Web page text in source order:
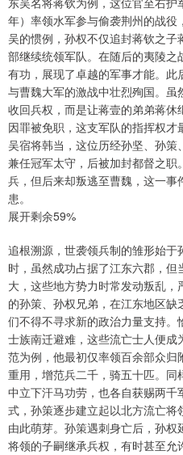
年）率领水军参与偷袭荆州的战
吴的惯例，孙权不仅追封蒋钦之
部继续统领军队。在随后的夷陵
有功，展现了卓越的军事才能。
与曹魏大军的激战中壮烈殉国。
收回兵权，而是让蒋壹的弟弟蒋
因罪被免职，这支军队的指挥权
吴宿将韩当，这位历经孙坚、孙策
兼任冠军太守，后被加封都督之
兵，但后来却叛逃至曹魏，这一
患。
展开剩余59%
追根溯源，世袭领兵制的雏形始
时，虽然成功占据了江东六郡，
大，这些地方势力时常发动叛乱
的孙策、孙权兄弟，在江东地区
们不得不寻求新的政治力量支持
士族南迁避难，这些流亡士人便
范为例，他最初仅率领百余部众
重用，增范兵二千，骑五十匹。
中立下汗马功劳，也各自获赐两
式，孙策逐步建立起以北方流亡
由此萌芽。孙策遇刺身亡后，孙
将领的子嗣继承兵权，有时甚至允